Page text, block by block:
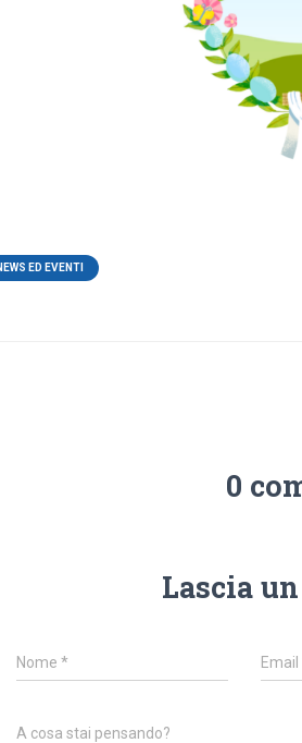
ED EVENTI
0
Lascia
Nome * Email
A cosa stai pensando?